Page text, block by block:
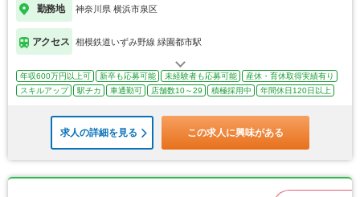
勤務地 神奈川県 横浜市泉区
アクセス 相模鉄道いずみ野線 緑園都市駅
年収600万円以上可 新卒も応募可能 未経験者も応募可能
産休・育休取得実績有り
スキルアップ
駅チカ 車通勤可 店舗数10～29 積極採用中 年間休日120日以上
求人の詳細を見る この求人に興味がある